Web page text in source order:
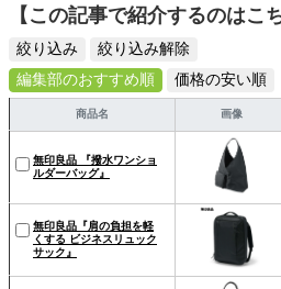
【この記事で紹介するのはこ
絞り込み
絞り込み解除
編集部のおすすめ順
価格の安い順
商品名 画像
無印良品 『撥水ワンショ
ルダーバッグ』
無印良品『肩の負担を軽
くする ビジネスリュック
サック』